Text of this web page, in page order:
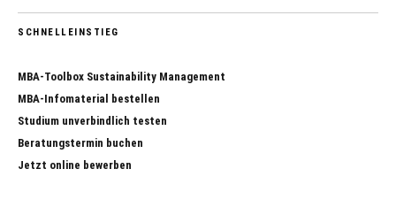
SCHNELLEINSTIEG
MBA-Toolbox Sustainability Management
MBA-Infomaterial bestellen
Studium unverbindlich testen
Beratungstermin buchen
Jetzt online bewerben